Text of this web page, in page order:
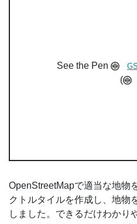
See the Pen
(
OpenStreetMapで適当な地物
クトルタイルを作成し、地物
しました。できるだけわかり